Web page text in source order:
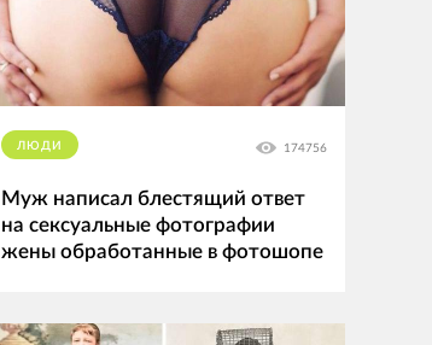
ЛЮДИ 174756
Муж написал блестящий ответ
на сексуальные фотографии
жены обработанные в фотошопе